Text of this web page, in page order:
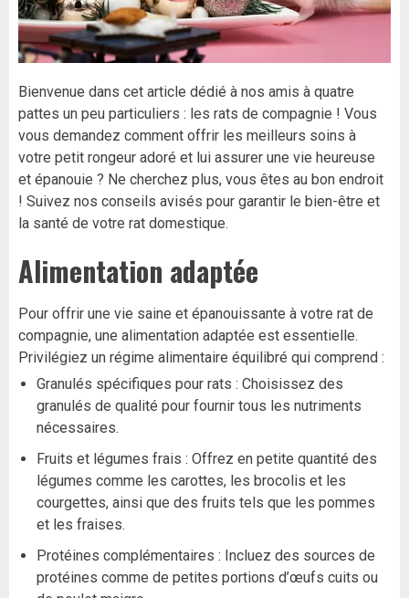
Bienvenue dans cet article dédié à nos amis à quatre
pattes un peu particuliers : les rats de compagnie ! Vous
vous demandez comment offrir les meilleurs soins à
votre petit rongeur adoré et lui assurer une vie heureuse
et épanouie ? Ne cherchez plus, vous êtes au bon endroit
! Suivez nos conseils avisés pour garantir le bien-être et
la santé de votre rat domestique.
Alimentation adaptée
Pour offrir une vie saine et épanouissante à votre rat de
compagnie, une alimentation adaptée est essentielle.
Privilégiez un régime alimentaire équilibré qui comprend :
Granulés spécifiques pour rats : Choisissez des
granulés de qualité pour fournir tous les nutriments
nécessaires.
Fruits et légumes frais : Offrez en petite quantité des
légumes comme les carottes, les brocolis et les
courgettes, ainsi que des fruits tels que les pommes
et les fraises.
Protéines complémentaires : Incluez des sources de
protéines comme de petites portions d’œufs cuits ou